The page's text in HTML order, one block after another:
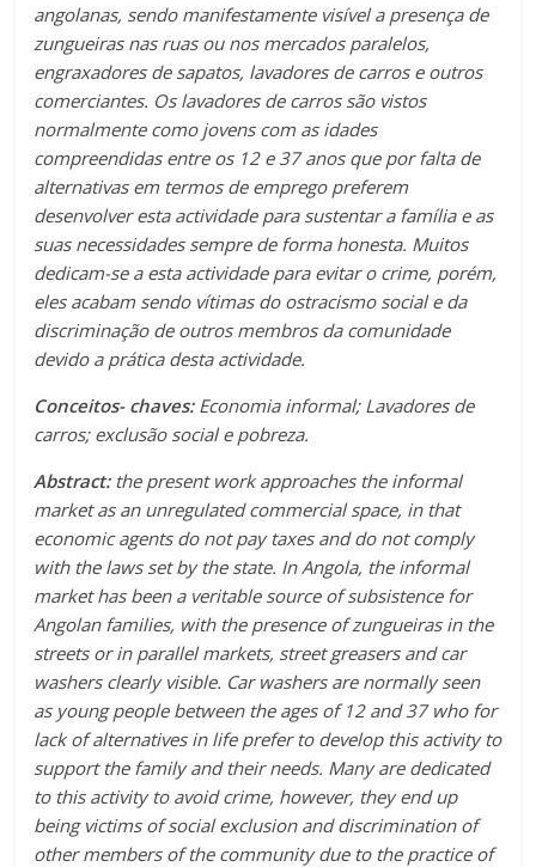
angolanas, sendo manifestamente visível a presença de
zungueiras nas ruas ou nos mercados paralelos,
engraxadores de sapatos, lavadores de carros e outros
comerciantes. Os lavadores de carros são vistos
normalmente como jovens com as idades
compreendidas entre os 12 e 37 anos que por falta de
alternativas em termos de emprego preferem
desenvolver esta actividade para sustentar a família e as
suas necessidades sempre de forma honesta. Muitos
dedicam-se a esta actividade para evitar o crime, porém,
eles acabam sendo vítimas do ostracismo social e da
discriminação de outros membros da comunidade
devido a prática desta actividade.
Conceitos- chaves: Economia informal; Lavadores de
carros; exclusão social e pobreza.
Abstract: the present work approaches the informal
market as an unregulated commercial space, in that
economic agents do not pay taxes and do not comply
with the laws set by the state. In Angola, the informal
market has been a veritable source of subsistence for
Angolan families, with the presence of zungueiras in the
streets or in parallel markets, street greasers and car
washers clearly visible. Car washers are normally seen
as young people between the ages of 12 and 37 who for
lack of alternatives in life prefer to develop this activity to
support the family and their needs. Many are dedicated
to this activity to avoid crime, however, they end up
being victims of social exclusion and discrimination of
other members of the community due to the practice of